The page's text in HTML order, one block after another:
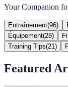
Your Companion
Entraînement(96)
Équipement(28)
Training Tips(21 )
Featured